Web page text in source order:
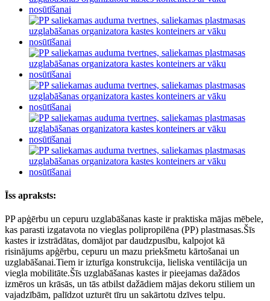
Īss apraksts:
PP apģērbu un cepuru uzglabāšanas kaste ir praktiska mājas mēbele,
kas parasti izgatavota no vieglas polipropilēna (PP) plastmasas.Šīs
kastes ir izstrādātas, domājot par daudzpusību, kalpojot kā
risinājums apģērbu, cepuru un mazu priekšmetu kārtošanai un
uzglabāšanai.Tiem ir izturīga konstrukcija, lieliska ventilācija un
viegla mobilitāte.Šīs uzglabāšanas kastes ir pieejamas dažādos
izmēros un krāsās, un tās atbilst dažādiem mājas dekoru stiliem un
vajadzībām, palīdzot uzturēt tīru un sakārtotu dzīves telpu.